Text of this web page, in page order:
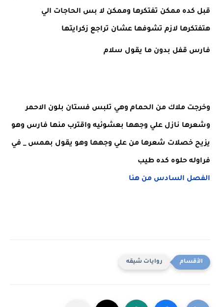
هتفتكرها لازم تشوفها عشان تراجع زكرايتها
فارس قفل بدون ما يقول سلام
وخرجت ملاك من الحمام وهي تلبس فستان بلون الاحمر
فراوله حلوه كده طيب
الفصل السادس من هنا
روايات شيقه